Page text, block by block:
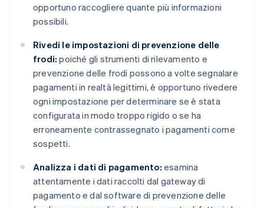
opportuno raccogliere quante più informazioni
possibili.
Rivedi le impostazioni di prevenzione delle
frodi: poiché gli strumenti di rilevamento e
prevenzione delle frodi possono a volte segnalare
pagamenti in realtà legittimi, è opportuno rivedere
ogni impostazione per determinare se è stata
configurata in modo troppo rigido o se ha
erroneamente contrassegnato i pagamenti come
sospetti.
Analizza i dati di pagamento: esamina
attentamente i dati raccolti dal gateway di
pagamento e dal software di prevenzione delle